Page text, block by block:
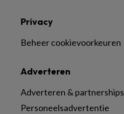
Adverteren
Adverteren & partnerships
Personeelsadvertentie
Privacy
Beheer cookievoorkeuren